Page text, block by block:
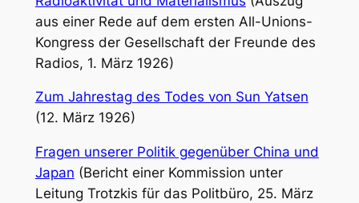
aus einer Rede auf dem ersten All-Unions-
Kongress der Gesellschaft der Freunde des
Radios, 1. März 1926)
Zum Jahrestag des Todes von Sun Yatsen
(12. März 1926)
Fragen unserer Politik gegenüber China und
Japan (Bericht einer Kommission unter
Leitung Trotzkis für das Politbüro, 25. März